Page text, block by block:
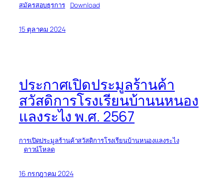
สมัครสอบธุรการ Download
15 ตุลาคม 2024
ประกาศเปิดประมูลร้านค้า
สวัสดิการโรงเรียนบ้านนหนอง
แลงระไง พ.ศ. 2567
การเปิดประมูลร้านค้าสวัสดิการโรงเรียนบ้านหนองแลงระไง
ดาวน์โหลด
16 กรกฎาคม 2024